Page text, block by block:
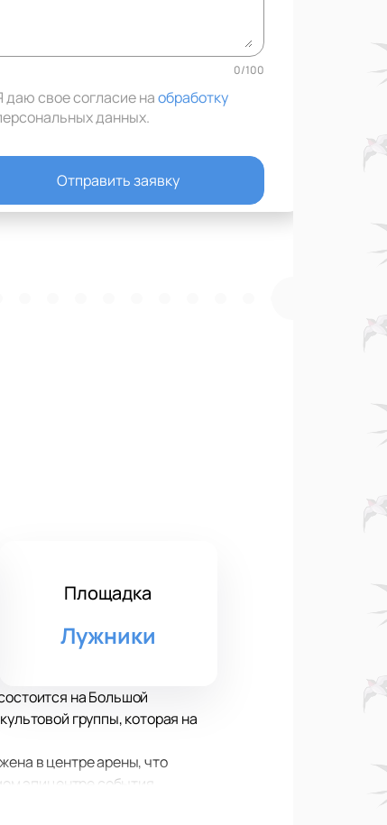
0/100
даю свое согласие наобработку
данных.
Отправить заявку
Площадка
Лужники
на Большой
группы, которая на
в центре арены, что
эпицентре события,
артистов на крупнейшем